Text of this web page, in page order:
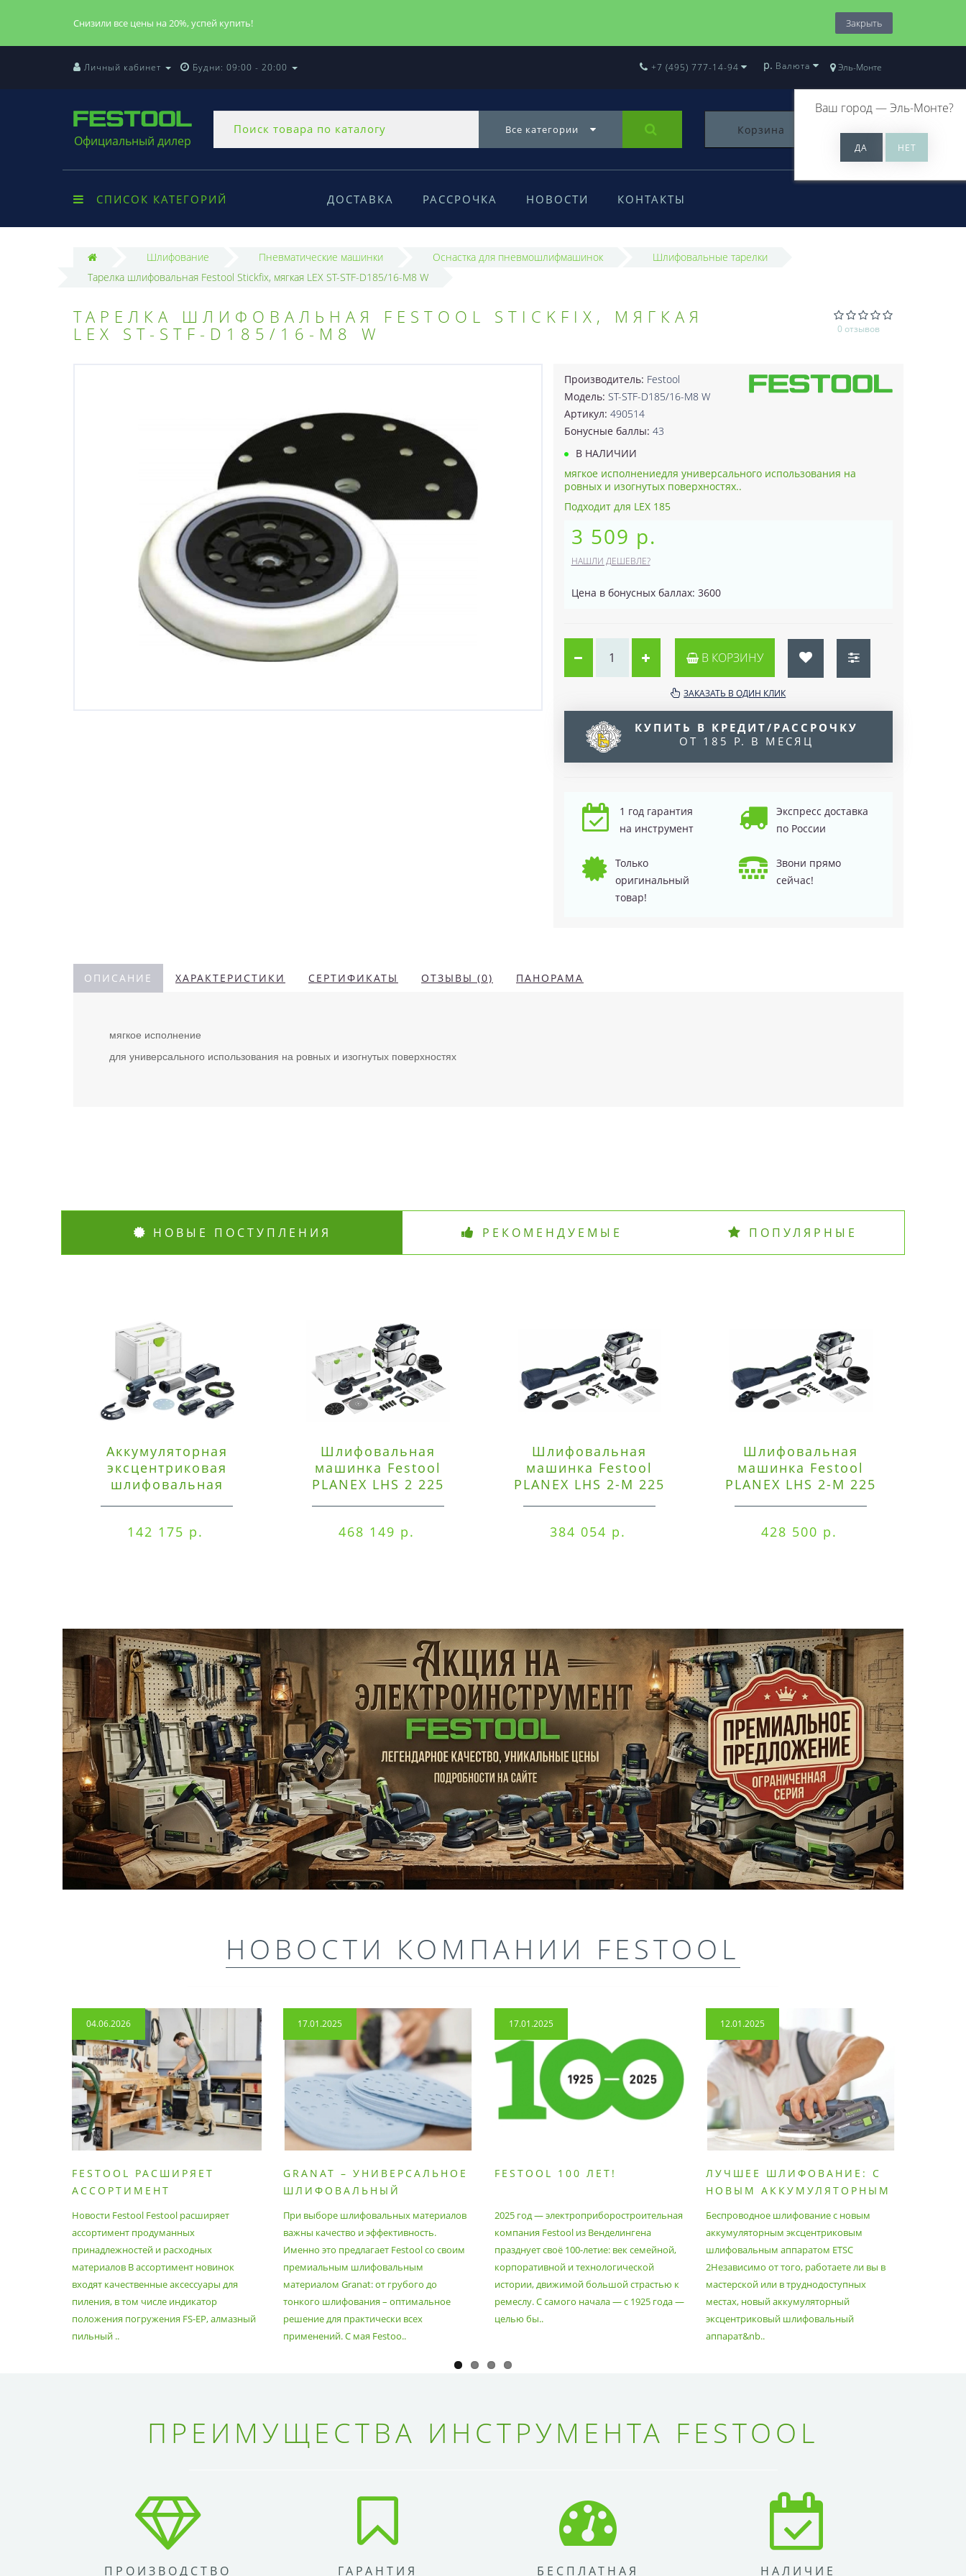
Снизили все цены на 20%, успей купить! Закрыть
Личный кабинет Будни: 09:00 - 20:00 Эль-Монте
Ваш город —Эль-Монте?
+7 (495) 777-14-94 р. Валюта
Официальный дилер
Все категории Корзина 0
СПИСОК КАТЕГОРИЙ ДОСТАВКА РАССРОЧКА НОВОСТИ КОНТАКТЫ
Шлифование Пневматические машинки Оснастка для пневмошлифмашинок
Шлифовальные тарелки
Тарелка шлифовальная Festool Stickfix, мягкая LEX ST-STF-D185/16-M8 W
ТАРЕЛКА ШЛИФОВАЛЬНАЯ FESTOOL STICKFIX, МЯГКАЯ
LEX ST-STF-D185/16-M8 W
0 отзывов
Производитель: Festool
Модель: ST-STF-D185/16-M8 W
Артикул: 490514
Бонусные баллы: 43
В НАЛИЧИИ
мягкое исполнениедля универсального использования на
ровных и изогнутых поверхностях..
Подходит для LEX 185
3 509 р.
НАШЛИ ДЕШЕВЛЕ?
Цена в бонусных баллах: 3600
В КОРЗИНУ
ЗАКАЗАТЬ В ОДИН КЛИК
КУПИТЬ В КРЕДИТ/РАССРОЧКУ
ОТ 185 Р. В МЕСЯЦ
1 год гарантия
на инструмент
Экспресс доставка
по России
Только
оригинальный
товар!
Звони прямо
сейчас!
ОПИСАНИЕ ХАРАКТЕРИСТИКИ СЕРТИФИКАТЫ ОТЗЫВЫ (0) ПАНОРАМА
мягкое исполнение
для универсального использования на ровных и изогнутых поверхностях
НОВЫЕ ПОСТУПЛЕНИЯ РЕКОМЕНДУЕМЫЕ ПОПУЛЯРНЫЕ
Аккумуляторная
эксцентриковая
шлифовальная
142 175 р.
Шлифовальная
машинка Festool
PLANEX LHS 2 225
468 149 р.
Шлифовальная
машинка Festool
PLANEX LHS 2-M 225
384 054 р.
Шлифовальная
машинка Festool
PLANEX LHS 2-M 225
428 500 р.
НОВОСТИ КОМПАНИИ FESTOOL
04.06.2026
FESTOOL РАСШИРЯЕТ
АССОРТИМЕНТ
ПРИНАДЛЕЖНОСТЕЙ И
РАСХОДНЫХ МАТЕРИАЛОВ
Новости Festool Festool расширяет
ассортимент продуманных
принадлежностей и расходных
материалов В ассортимент новинок
входят качественные аксессуары для
пиления, в том числе индикатор
положения погружения FS-EP, алмазный
пильный ..
17.01.2025
GRANAT – УНИВЕРСАЛЬНОЕ
ШЛИФОВАЛЬНЫЙ
При выборе шлифовальных материалов
важны качество и эффективность.
Именно это предлагает Festool со своим
премиальным шлифовальным
материалом Granat: от грубого до
тонкого шлифования – оптимальное
решение для практически всех
применений. С мая Festoo..
17.01.2025
FESTOOL 100 ЛЕТ!
2025 год — электроприборостроительная
компания Festool из Венделингена
празднует своё 100-летие: век семейной,
корпоративной и технологической
истории, движимой большой страстью к
ремеслу. С самого начала — с 1925 года —
целью бы..
12.01.2025
ЛУЧШЕЕ ШЛИФОВАНИЕ: С
НОВЫМ АККУМУЛЯТОРНЫМ
АППАРАТОМ ETSC2
Беспроводное шлифование с новым
аккумуляторным эксцентриковым
шлифовальным аппаратом ETSC
2Независимо от того, работаете ли вы в
мастерской или в труднодоступных
местах, новый аккумуляторный
эксцентриковый шлифовальный
аппарат&nb..
ПРЕИМУЩЕСТВА ИНСТРУМЕНТА FESTOOL
ПРОИЗВОДСТВО ГАРАНТИЯ БЕСПЛАТНАЯ НАЛИЧИЕ